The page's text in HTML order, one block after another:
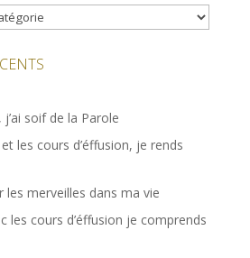
j’ai soif de la Parole
les cours d’éffusion, je rends
les merveilles dans ma vie
les cours d’éffusion je comprends